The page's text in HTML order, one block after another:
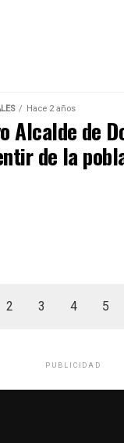
Hace 2 años
Alcalde de
de la
2 3 4 5
PUBLICIDAD